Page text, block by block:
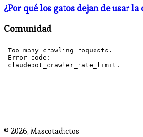
¿Por qué los gatos dejan de usar la
Comunidad
© 2026, Mascotadictos